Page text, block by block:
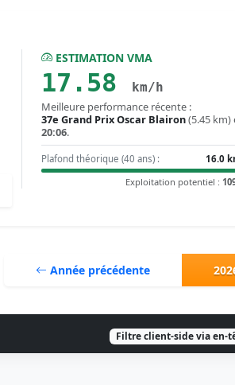
ESTIMATION VMA
17.58 km/h
Meilleure performance récente :
37e Grand Prix Oscar Blairon(5.45 km)
20:06.
Plafond théorique (40 ans) :
16.0
Exploitation potentiel :
Année précédente
Filtre client-side via en-